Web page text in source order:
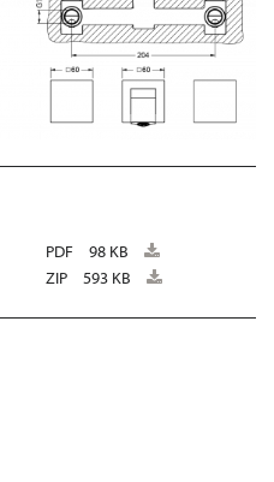
PDF
98 KB
ZIP 593 KB